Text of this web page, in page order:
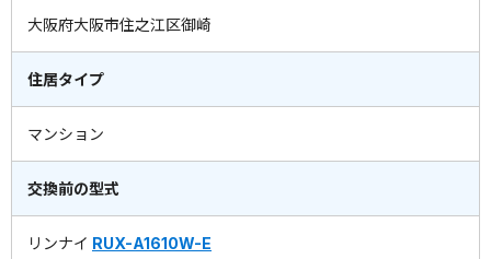
大阪府大阪市住之江区御崎
住居タイプ
マンション
交換前の型式
リンナイ RUX-A1610W-E